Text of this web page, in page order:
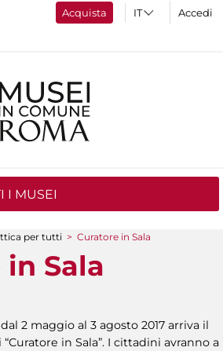
Acquista Accedi
I MUSEI
per tutti > Curatore in Sala
Sala
2 maggio al 3 agosto 2017 arriva il
in Sala”. I cittadini avranno a